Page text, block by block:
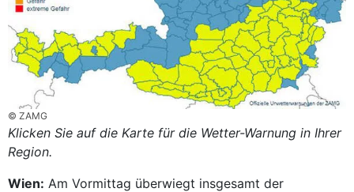
© ZAMG
Klicken Sie auf die Karte für die Wetter-Warnung in Ihrer
Region.
Wien: Am Vormittag überwiegt insgesamt der